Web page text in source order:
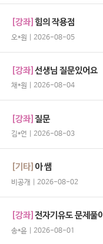
[강좌]힘의 작용점
오*원 | 2026-08-05
[강좌]선생님 질문있어요
채*원 | 2026-08-04
[강좌]질문
김*언 | 2026-08-03
[기타] 아 쌤
비공개 | 2026-08-02
[강좌]전자기유도 문제풀이
송*윤 | 2026-08-01